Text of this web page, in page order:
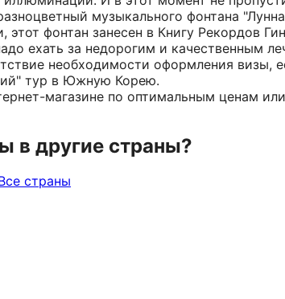
музыкального фонтана
фонтан занесен в Книгу Рекордов
ехать за недорогим и качественным
необходимости оформления визы,
тур в Южную Корею.
магазине по оптимальным ценам
в другие страны?
страны